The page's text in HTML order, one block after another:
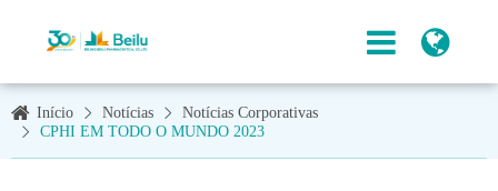
Início Notícias
Notícias Corporativas
CPHI EM TODO O MUNDO 2023